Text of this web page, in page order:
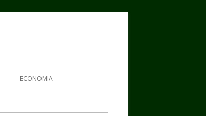
ECONOMIA